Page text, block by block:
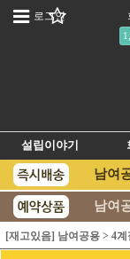
로그인
설립이야기
남여
남여
[재고있음] 남여공용 > 4계